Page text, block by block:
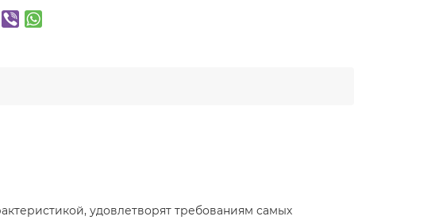
удовлетворят требованиям самых